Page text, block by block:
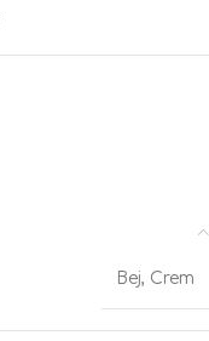
Bej, Crem